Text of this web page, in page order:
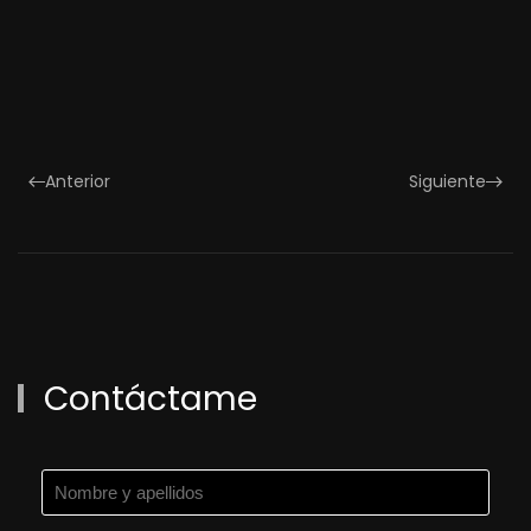
Anterior Siguiente
Contáctame